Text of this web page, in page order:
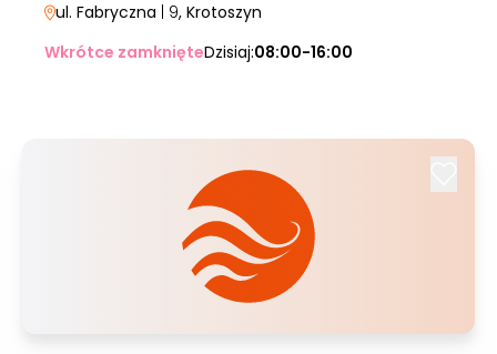
ul. Fabryczna | 9, Krotoszyn
Wkrótce zamknięteDzisiaj:08:00-16:00